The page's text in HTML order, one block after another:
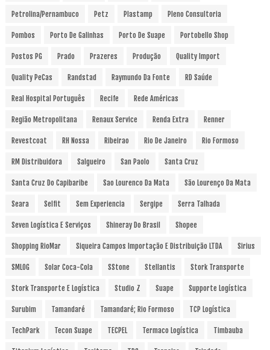
Petrolina/Pernambuco Petz Plastamp Pleno Consultoria
Pombos Porto De Galinhas Porto De Suape Portobello Shop
Postos PG Prado Prazeres Produção Quality Import
Quality PeCas Randstad Raymundo Da Fonte RD Saúde
Real Hospital Português Recife Rede Américas
Região Metropolitana Renaux Service Renda Extra Renner
Revestcoat RH Nossa Ribeirao Rio De Janeiro Rio Formoso
RM Distribuidora Salgueiro San Paolo Santa Cruz
Santa Cruz Do Capibaribe Sao Lourenco Da Mata São Lourenço Da Mata
Seara Selfit Sem Experiencia Sergipe Serra Talhada
Seven Logística E Serviços Shineray Do Brasil Shopee
Shopping RioMar Siqueira Campos Importação E Distribuição LTDA Sirius
SMLOG Solar Coca-Cola SStone Stellantis Stork Transporte
Stork Transporte E Logística Studio Z Suape Supporte Logística
Surubim Tamandaré Tamandaré; Rio Formoso TCP Logística
TechPark Tecon Suape TECPEL Termaco Logística Timbauba